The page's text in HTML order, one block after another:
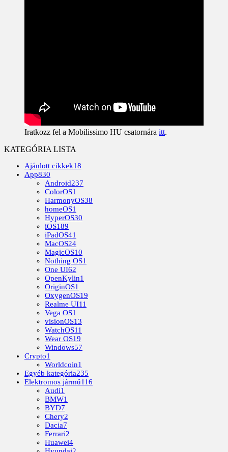
Iratkozz fel a Mobilissimo HU csatornára itt.
KATEGÓRIA LISTA
Ajánlott cikkek18
App830
Android237
ColorOS1
HarmonyOS38
homeOS1
HyperOS30
iOS189
iPadOS41
MacOS24
MagicOS10
Nothing OS1
One UI62
OpenKylin1
OriginOS1
OxygenOS19
Realme UI11
Vega OS1
visionOS13
WatchOS11
Wear OS19
Windows57
Crypto1
Worldcoin1
Egyéb kategória235
Elektromos jármű116
Audi1
BMW1
BYD7
Chery2
Dacia7
Ferrari2
Huawei4